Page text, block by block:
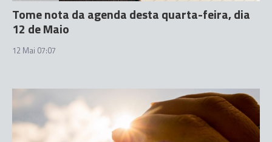
Tome nota da agenda desta quarta-feira, dia
12 de Maio
12 Mai 07:07